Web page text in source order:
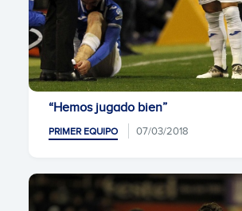
“Hemos jugado bien”
PRIMER EQUIPO 07/03/2018